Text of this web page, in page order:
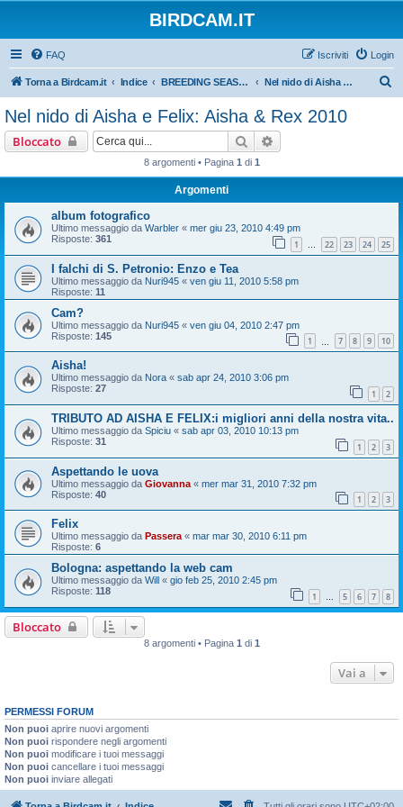
BIRDCAM.IT
FAQ Login
Iscriviti
Torna a Birdcam.it Indice BREEDING SEASON 2010 Nel nido di Aisha e Felix: Aisha & Rex 2010
Nel nido di Aisha e Felix: Aisha & Rex 2010
Bloccato Cerca
8 argomenti • Pagina 1 di 1
Argomenti
album fotografico
Ultimo messaggio da Warbler « mer giu 23, 2010 4:49 pm
Risposte: 361 1 … 22 23 24 25
I falchi di S. Petronio: Enzo e Tea
Ultimo messaggio da Nuri945 « ven giu 11, 2010 5:58 pm
Risposte: 11
Cam?
Ultimo messaggio da Nuri945 « ven giu 04, 2010 2:47 pm
Risposte: 145 1 7 8 9 10
Aisha!
Ultimo messaggio da Nora « sab apr 24, 2010 3:06 pm
Risposte: 27 1 2
TRIBUTO AD AISHA E FELIX:i migliori anni della nostra vita..
Ultimo messaggio da Spiciu « sab apr 03, 2010 10:13 pm
Risposte: 31 1 2 3
Aspettando le uova
Ultimo messaggio da Giovanna « mer mar 31, 2010 7:32 pm
Risposte: 40 1 2 3
Felix
Ultimo messaggio da Passera « mar mar 30, 2010 6:11 pm
Risposte: 6
Bologna: aspettando la web cam
Ultimo messaggio da Will « gio feb 25, 2010 2:45 pm
Risposte: 118 1 … 5 6 7 8
Bloccato
8 argomenti • Pagina 1 di 1
Vai a
PERMESSI FORUM
Non puoi aprire nuovi argomenti
Non puoi rispondere negli argomenti
Non puoi modificare i tuoi messaggi
Non puoi cancellare i tuoi messaggi
Non puoi inviare allegati